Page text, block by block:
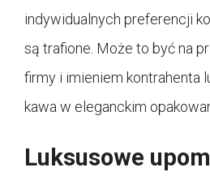
indywidualnych preferencji
są trafione. Może to być na
firmy i imieniem kontrahenta
kawa w eleganckim
Luksusowe